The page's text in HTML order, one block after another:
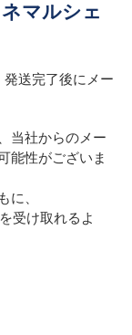
マルシェ
送完了後にメー
当社からのメー
能性がございま
に、
受け取れるよ